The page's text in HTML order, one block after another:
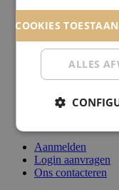
Verf
Verfmateriaal
Jotun
Caparol
Merken
Blog
Advies
Cadeaubon
Aanmelden
Login aanvragen
Ons contacteren
COOKIES
ALLES